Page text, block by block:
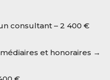
consultant – 2 400 €
et honoraires →